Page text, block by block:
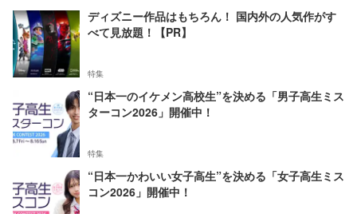
ディズニー作品はもちろん！ 国内外の人気作がす
べて見放題！【PR】
特集
“日本一のイケメン高校生”を決める「男子高生ミス
ターコン2026」開催中！
特集
“日本一かわいい女子高生”を決める「女子高生ミス
コン2026」開催中！